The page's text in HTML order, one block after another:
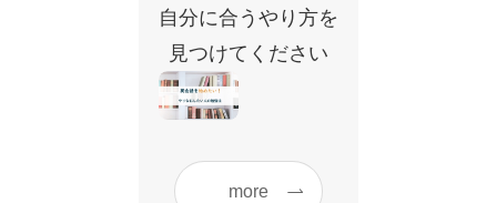
自分に合うやり方を
見つけてください
more